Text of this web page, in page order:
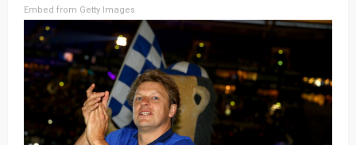
Embed from Getty Images